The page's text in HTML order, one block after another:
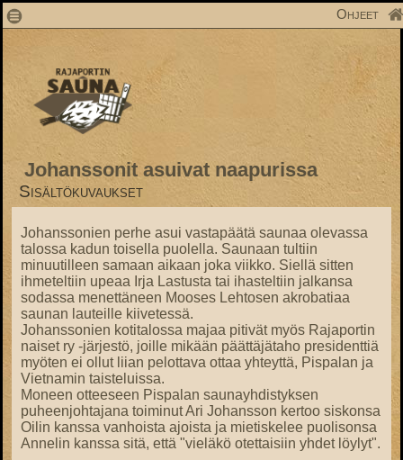
1 Ohjeet
Johanssonit asuivat naapurissa
Sisältökuvaukset
Johanssonien perhe asui vastapäätä saunaa olevassa
talossa kadun toisella puolella. Saunaan tultiin
minuutilleen samaan aikaan joka viikko. Siellä sitten
ihmeteltiin upeaa Irja Lastusta tai ihasteltiin jalkansa
sodassa menettäneen Mooses Lehtosen akrobatiaa
saunan lauteille kiivetessä.
Johanssonien kotitalossa majaa pitivät myös Rajaportin
naiset ry -järjestö, joille mikään päättäjätaho presidenttiä
myöten ei ollut liian pelottava ottaa yhteyttä, Pispalan ja
Vietnamin taisteluissa.
Moneen otteeseen Pispalan saunayhdistyksen
puheenjohtajana toiminut Ari Johansson kertoo siskonsa
Oilin kanssa vanhoista ajoista ja mietiskelee puolisonsa
Annelin kanssa sitä, että "vieläkö otettaisiin yhdet löylyt".